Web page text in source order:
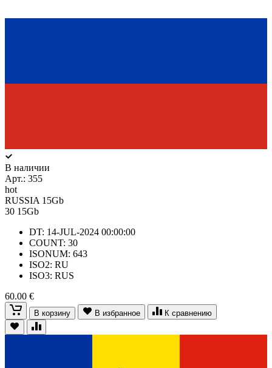
В наличии
Арт.: 355
hot
RUSSIA 15Gb
30 15Gb
DT: 14-JUL-2024 00:00:00
COUNT: 30
ISONUM: 643
ISO2: RU
ISO3: RUS
60.00 €
В корзину В избранное К сравнению